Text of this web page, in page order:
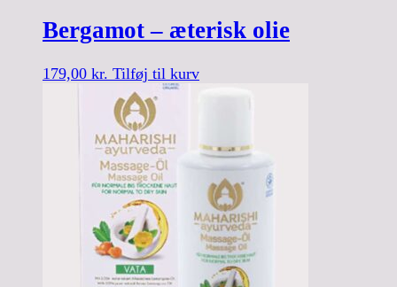
Bergamot – æterisk olie
179,00 kr. Tilføj til kurv